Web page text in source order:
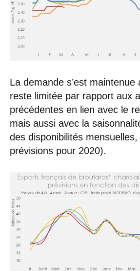
La demande s’est maintenue
reste limitée par rapport aux
précédentes en lien avec le
mais aussi avec la
des disponibilités
prévisions pour 2020).